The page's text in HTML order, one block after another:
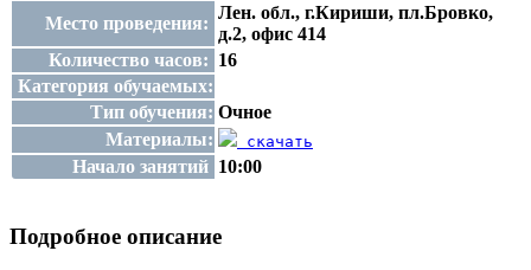
Место проведения:
Лен. обл., г.Кириши, пл.Бровко,
д.2, офис 414
Количество часов: 16
Категория обучаемых:
Тип обучения: Очное
Материалы:
скачать
Начало занятий 10:00
Подробное описание